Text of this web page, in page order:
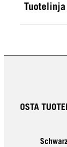
Tuotelinja
OSTA